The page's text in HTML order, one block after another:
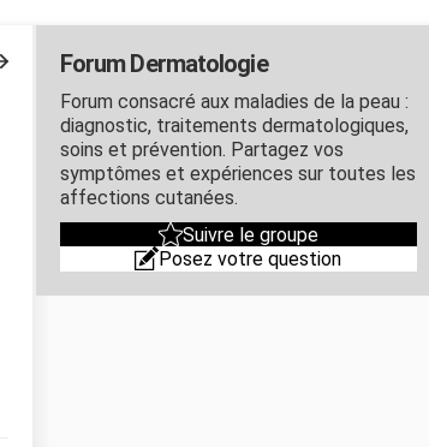
Forum Dermatologie
Forum consacré aux maladies de la peau :
diagnostic, traitements dermatologiques,
soins et prévention. Partagez vos
symptômes et expériences sur toutes les
affections cutanées.
Suivre le groupe
Posez votre question